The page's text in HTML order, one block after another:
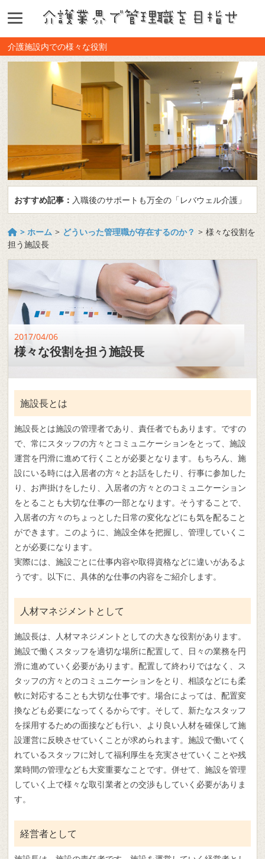
介護施設内での様々な役割
おすすめ記事： 入職後のサポートも万全の「レバウェル介護」
> ホーム > どういった管理職が存在するのか？ > 様々な役割を
担う施設長
2017/04/06
様々な役割を担う施設長
施設長とは
施設長とは施設の管理者であり、責任者でもあります。ですの
で、常にスタッフの方々とコミュニケーションをとって、施設
運営を円滑に進めて行くことが必要となります。もちろん、施
設にいる時には入居者の方々とお話をしたり、行事に参加した
り、お声掛けをしたり、入居者の方々とのコミュニケーション
をとることも大切な仕事の一部となります。そうすることで、
入居者の方々のちょっとした日常の変化などにも気を配ること
ができます。このように、施設全体を把握し、管理していくこ
とが必要になります。
実際には、施設ごとに仕事内容や取得資格などに違いがあるよ
うです。以下に、具体的な仕事の内容をご紹介します。
人材マネジメントとして
施設長は、人材マネジメントとしての大きな役割があります。
施設で働くスタッフを適切な場所に配置して、日々の業務を円
滑に進めていく必要があります。配置して終わりではなく、ス
タッフの方々とのコミュニケーションをとり、相談などにも柔
軟に対応することも大切な仕事です。場合によっては、配置変
換なども必要になってくるからです。そして、新たなスタッフ
を採用するための面接なども行い、より良い人材を確保して施
設運営に反映させていくことが求められます。施設で働いてく
れているスタッフに対して福利厚生を充実させていくことや残
業時間の管理なども大変重要なことです。併せて、施設を管理
していく上で様々な取引業者との交渉もしていく必要がありま
す。
経営者として